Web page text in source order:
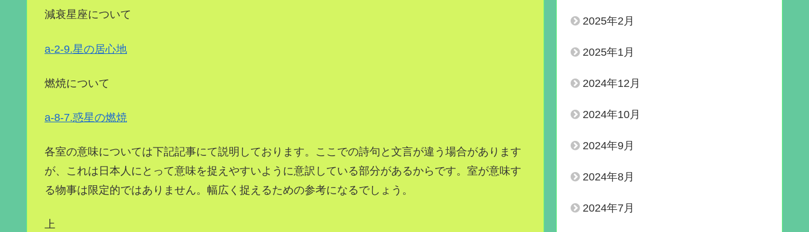
減衰星座について
a-2-9.星の居心地
燃焼について
a-8-7.惑星の燃焼
各室の意味については下記記事にて説明しております。ここでの詩句と文言が違う場合があります
が、これは日本人にとって意味を捉えやすいように意訳している部分があるからです。室が意味す
る物事は限定的ではありません。幅広く捉えるための参考になるでしょう。
上
2025年2月
2025年1月
2024年12月
2024年10月
2024年9月
2024年8月
2024年7月